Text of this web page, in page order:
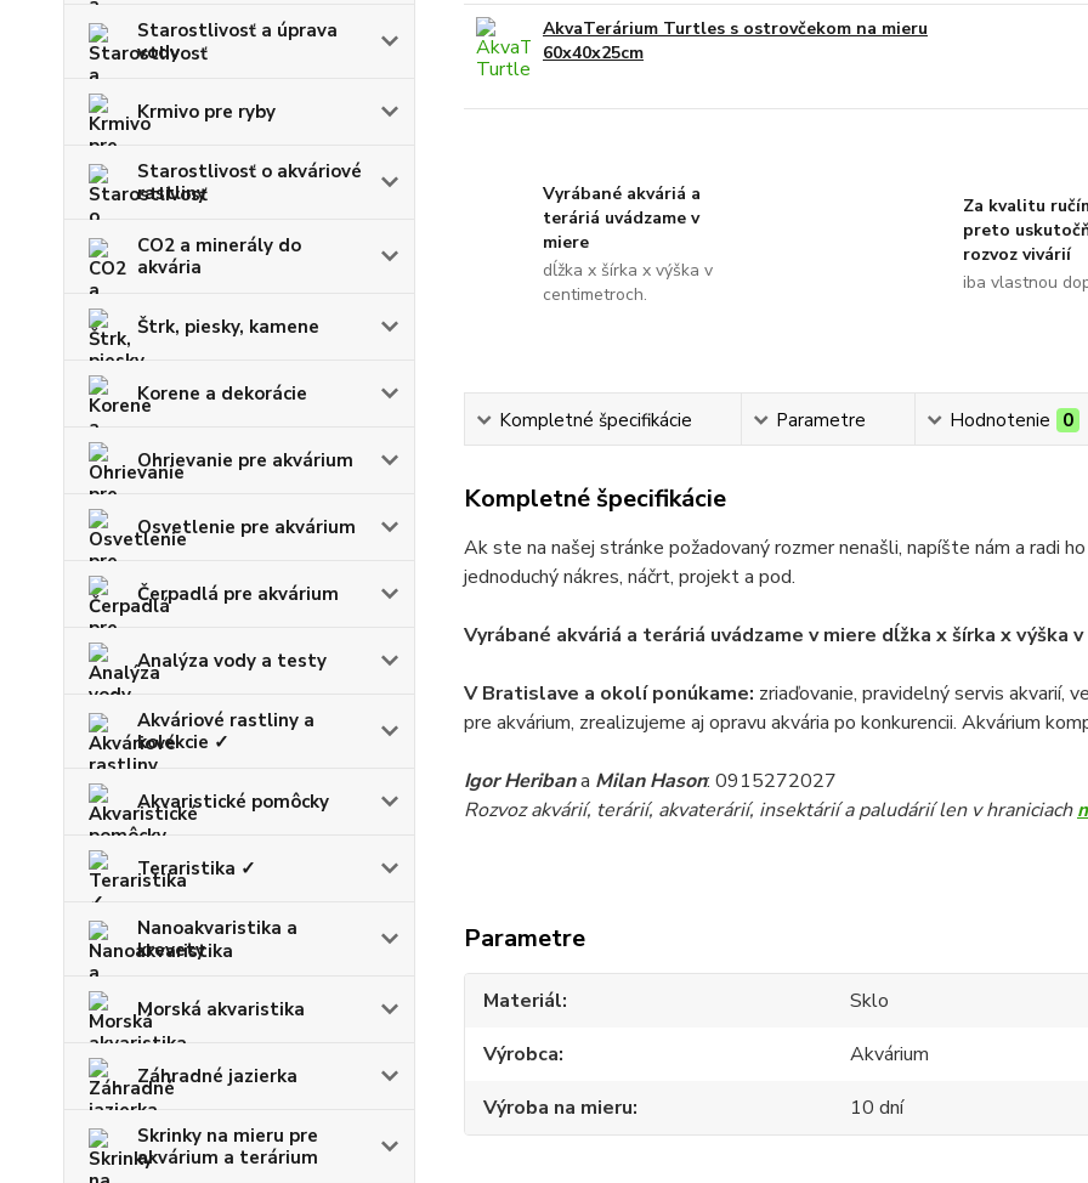
Starostlivosť a úprava
vody
Krmivo pre ryby
Starostlivosť o akváriové
rastliny
CO2 a minerály do
akvária
Štrk, piesky, kamene
Korene a dekorácie
Ohrievanie pre akvárium
Osvetlenie pre akvárium
Čerpadlá pre akvárium
Analýza vody a testy
Akváriové rastliny a
kolekcie ✓
Akvaristické pomôcky
Teraristika ✓
Nanoakvaristika a
krevety
Morská akvaristika
Záhradné jazierka
Skrinky na mieru pre
akvárium a terárium
AkvaTerárium Turtles s ostrovčekom na mieru
60x40x25cm
Vyrábané akváriá a
teráriá uvádzame v
miere
dĺžka x šírka x výška v
centimetroch.
Za kvalitu
preto
rozvoz vivárií
iba vlastnou
Kompletné špecifikácie Parametre Hodnotenie 0
Kompletné špecifikácie
Ak ste na našej stránke požadovaný rozmer nenašli, napíšte nám a radi
jednoduchý nákres, náčrt, projekt a pod.
Vyrábané akváriá a teráriá uvádzame v miere dĺžka x šírka x výška
V Bratislave a okolí ponúkame: zriaďovanie, pravidelný servis akvarií,
pre akvárium, zrealizujeme aj opravu akvária po konkurencii. Akvárium
Igor Heribana Milan Hason: 0915272027
Rozvoz akvárií, terárií, akvaterárií, insektárií a paludárií len v hraniciach
Parametre
Materiál
Sklo
Výrobca
Akvárium
Výroba na mieru
10 dní